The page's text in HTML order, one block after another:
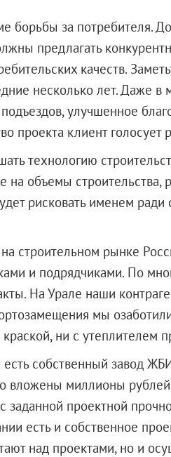
борьбы за потребителя.
предлагать
качеств.
несколько лет. Даже в
улучшенное
проекта клиент голосует
технологию
на объемы строительства,
рисковать именем ради
строительном рынке
и подрядчиками. По
На Урале наши
мы
ни с утеплителем
собственный завод
вложены миллионы
заданной проектной
есть и собственное
над проектами, но и